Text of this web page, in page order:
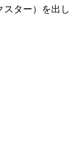
スター）を出し